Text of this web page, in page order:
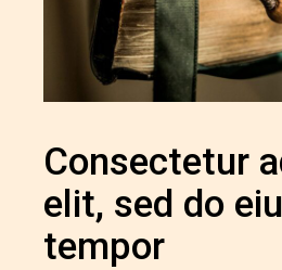
Consectetur
elit, sed do
tempor